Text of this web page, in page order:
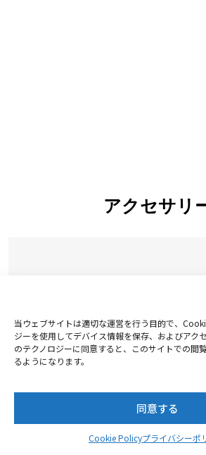
当ウェブサイトは適切な運営を行う目的で、
ジーを使用してデバイス情報を保存、およびアク
のテクノロジーに同意すると、このサイトでの閲
るようになります。
同意する
Cookie Policyプライバシーポ
アクセサリ